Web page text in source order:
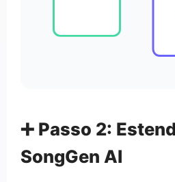
➕ Passo 2:
SongGen AI